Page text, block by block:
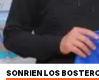
SONRIEN LOS